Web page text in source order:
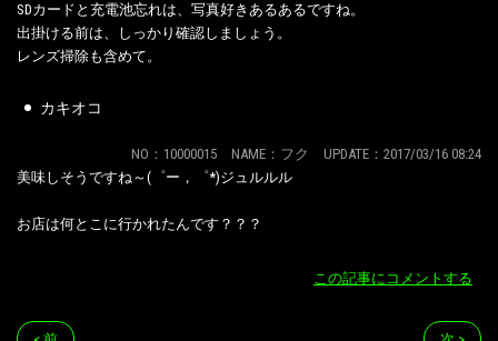
SDカードと充電池忘れは、写真好きあるあるですね。
出掛ける前は、しっかり確認しましょう。
レンズ掃除も含めて。
カキオコ
NO：10000015 NAME：フク UPDATE：2017/03/16 08:24
美味しそうですね～(゜ー，゜*)ジュルルル
お店は何とこに行かれたんです？？？
この記事にコメントする